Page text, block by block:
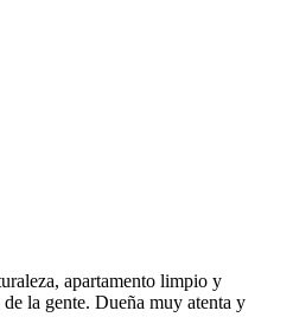
apartamento limpio y
la gente. Dueña muy atenta y